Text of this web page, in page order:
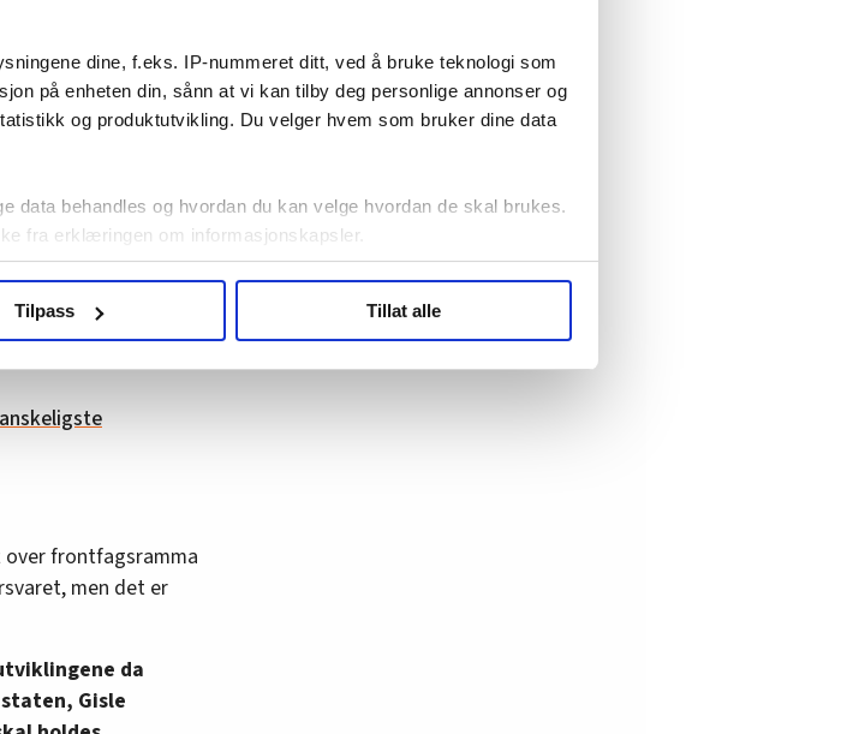
dine, f.eks. IP-nummeret ditt, ved å bruke teknologi som
på enheten din, sånn at vi kan tilby deg personlige annonser og
og produktutvikling. Du velger hvem som bruker dine data
data behandles og hvordan du kan velge hvordan de skal brukes.
fra erklæringen om informasjonskapsler.
tilpassede annonser og utarbeide statistikk.
denne siden.
Tilpass Tillat alle
ut ifra
dét, og formulerte
igjen. Et
lønn innebærer
sier
sentrale og generelle
frontfagsramma
men det er
da
Gisle